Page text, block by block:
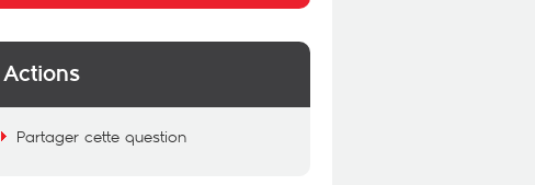
Actions
Partager cette question